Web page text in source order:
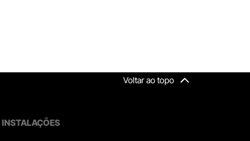
Voltar ao topo
INSTALAÇÕES